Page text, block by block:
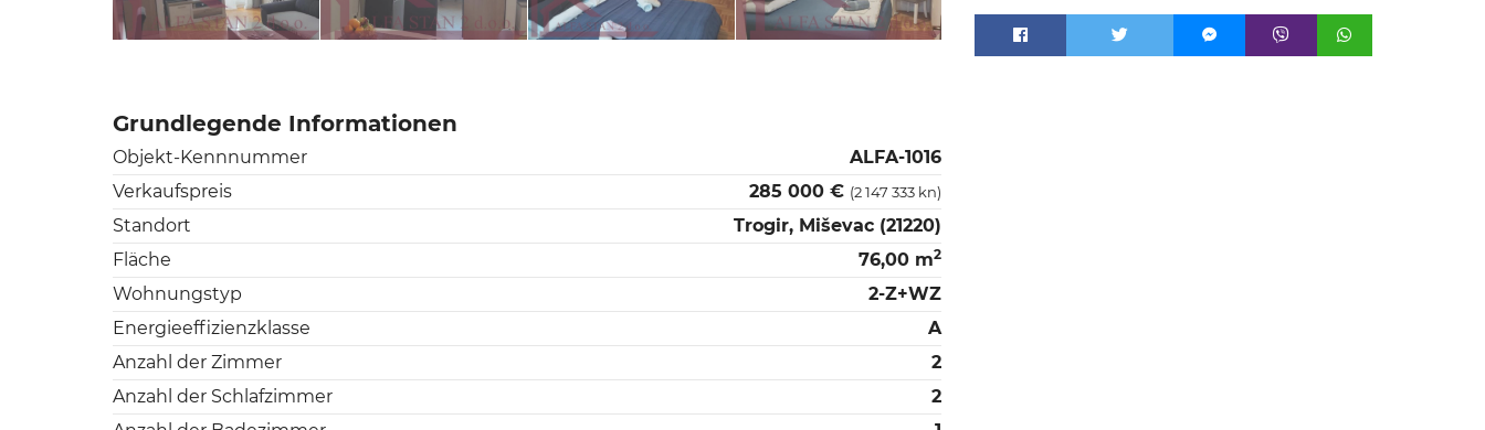
Grundlegende Informationen
Objekt-Kennnummer
ALFA-1016
Verkaufspreis
285 000 € (2 147 333 kn)
Standort
Trogir, Miševac (21220)
Fläche
76,00 m2
Wohnungstyp
2-Z+WZ
Energieeffizienzklasse
A
Anzahl der Zimmer
2
Anzahl der Schlafzimmer
2